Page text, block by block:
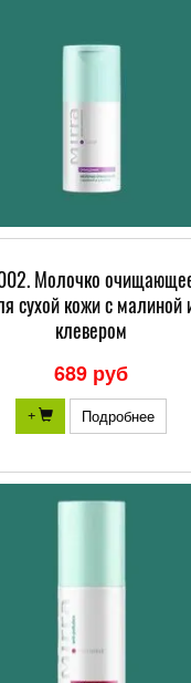
Молочко
сухой кожи с малиной
клевером
689 руб
+ Подробнее